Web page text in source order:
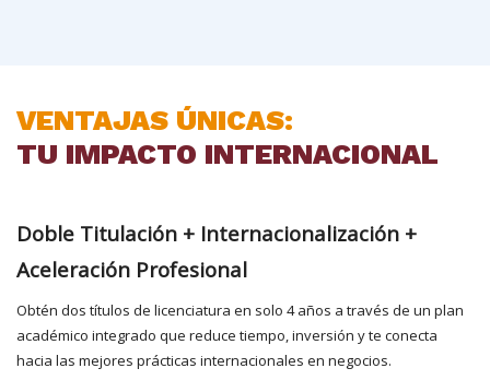
VENTAJAS ÚNICAS:
TU IMPACTO INTERNACIONAL
Doble Titulación + Internacionalización +
Aceleración Profesional
Obtén dos títulos de licenciatura en solo 4 años a través de un plan
académico integrado que reduce tiempo, inversión y te conecta
hacia las mejores prácticas internacionales en negocios.